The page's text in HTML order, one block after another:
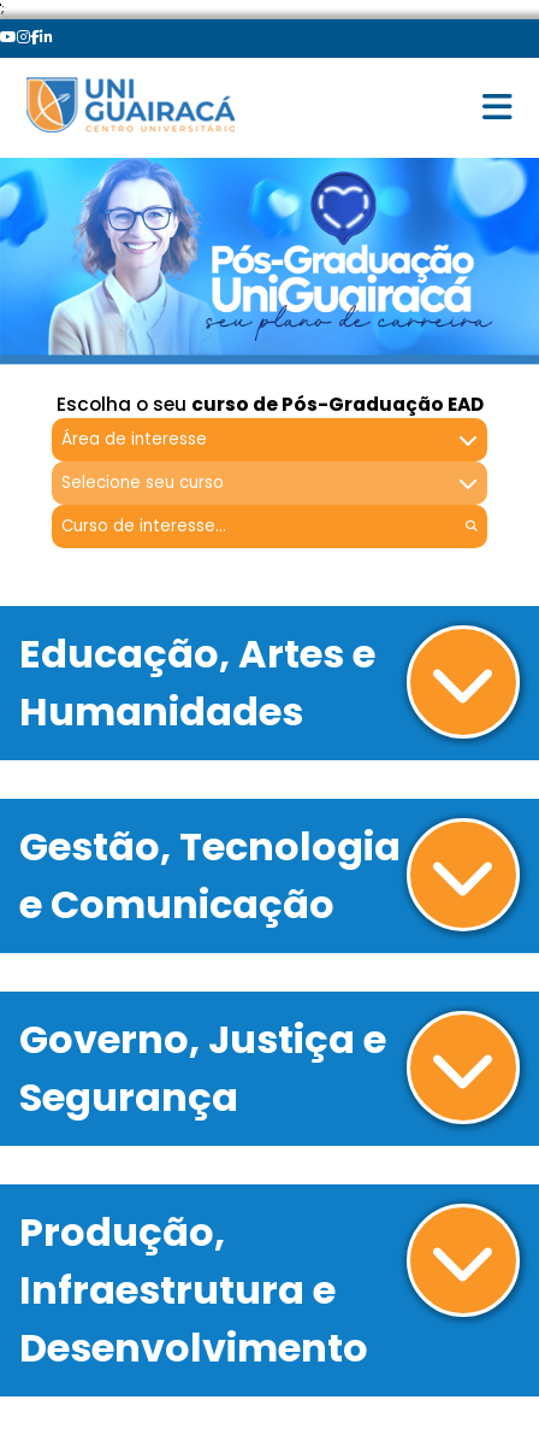
';
Escolha o seu curso de Pós-Graduação EAD
Área de interesse
Selecione seu curso
Educação, Artes e
Humanidades
Gestão, Tecnologia
e Comunicação
Governo, Justiça e
Segurança
Produção,
Infraestrutura e
Desenvolvimento